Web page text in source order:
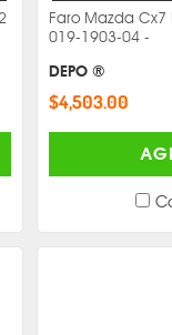
Faro Mazda Cx7
019-1903-04 -
DEPO ®
$4,503.00